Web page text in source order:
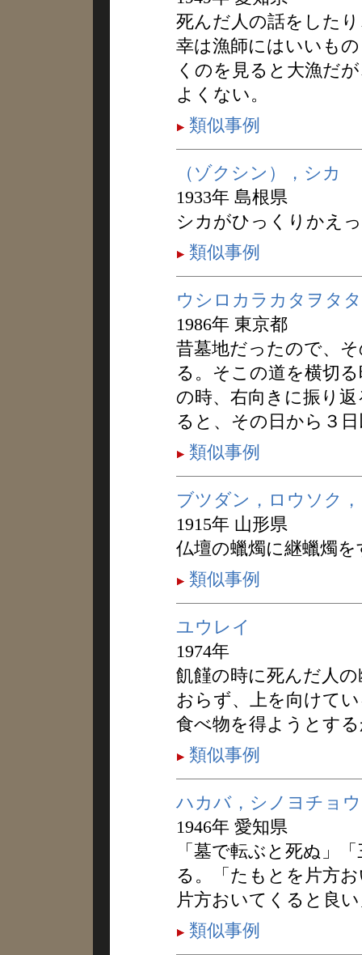
死んだ人の話をした
幸は漁師にはいいも
くのを見ると大漁だ
よくない。
類似事例
（ゾクシン），シカ
1933年 島根県
シカがひっくりかえ
類似事例
ウシロカラカタヲタ
1986年 東京都
昔墓地だったので、
る。そこの道を横切
の時、右向きに振り
ると、その日から３
類似事例
ブツダン，ロウソク
1915年 山形県
仏壇の蠟燭に継蠟燭
類似事例
ユウレイ
1974年
飢饉の時に死んだ人
おらず、上を向けて
食べ物を得ようとす
類似事例
ハカバ，シノヨチョウ
1946年 愛知県
「墓で転ぶと死ぬ」
る。「たもとを片方
片方おいてくると良
類似事例